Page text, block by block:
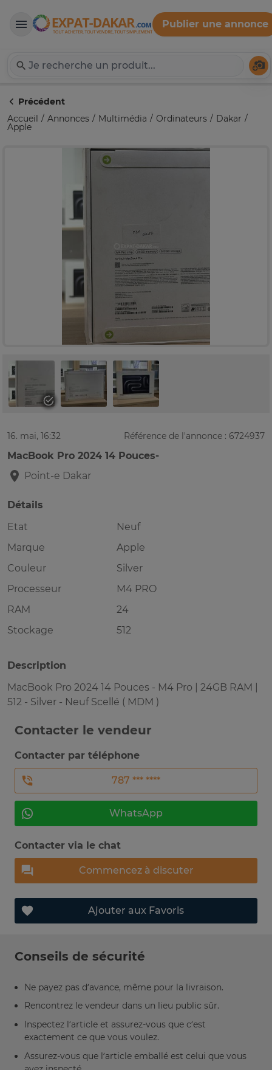
Expat-Dakar
Publier une annonce
Précédent
Accueil
Annonces Multimédia Ordinateurs Dakar
Apple
16. mai, 16:32 Référence de l'annonce : 6724937
MacBook Pro 2024 14 Pouces-
Point-e Dakar
Détails
Etat
Neuf
Marque
Apple
Couleur
Silver
Processeur
M4 PRO
RAM
24
Stockage
512
Description
MacBook Pro 2024 14 Pouces - M4 Pro | 24GB RAM |
512 - Silver - Neuf Scellé ( MDM )
Contacter le vendeur
Contacter par téléphone
787 *** ****
WhatsApp
Contacter via le chat
Commencez à discuter
Ajouter aux Favoris
Conseils de sécurité
Ne payez pas d’avance, même pour la livraison.
Rencontrez le vendeur dans un lieu public sûr.
Inspectez l’article et assurez-vous que c’est
exactement ce que vous voulez.
Assurez-vous que l’article emballé est celui que vous